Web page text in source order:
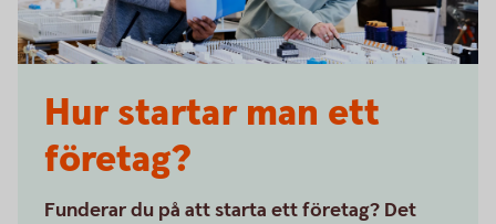
Hur startar man ett
företag?
Funderar du på att starta ett företag? Det